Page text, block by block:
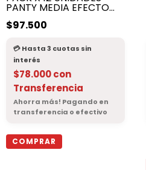
PANTY MEDIA EFECTO
PIEL DE PELUCHE
TERMICO
$97.500
$78.000con
Transferencia
COMPRAR